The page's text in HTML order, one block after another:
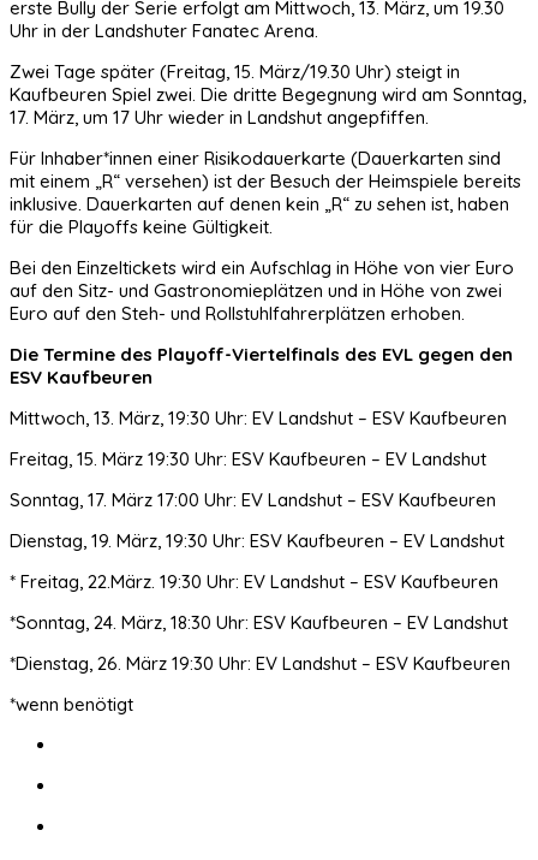
erste Bully der Serie erfolgt am Mittwoch, 13. März, um 19.30
Uhr in der Landshuter Fanatec Arena.
Zwei Tage später (Freitag, 15. März/19.30 Uhr) steigt in
Kaufbeuren Spiel zwei. Die dritte Begegnung wird am Sonntag,
17. März, um 17 Uhr wieder in Landshut angepfiffen.
Für Inhaber*innen einer Risikodauerkarte (Dauerkarten sind
mit einem „R“ versehen) ist der Besuch der Heimspiele bereits
inklusive. Dauerkarten auf denen kein „R“ zu sehen ist, haben
für die Playoffs keine Gültigkeit.
Bei den Einzeltickets wird ein Aufschlag in Höhe von vier Euro
auf den Sitz- und Gastronomieplätzen und in Höhe von zwei
Euro auf den Steh- und Rollstuhlfahrerplätzen erhoben.
Die Termine des Playoff-Viertelfinals des EVL gegen den
ESV Kaufbeuren
Mittwoch, 13. März, 19:30 Uhr: EV Landshut – ESV Kaufbeuren
Freitag, 15. März 19:30 Uhr: ESV Kaufbeuren – EV Landshut
Sonntag, 17. März 17:00 Uhr: EV Landshut – ESV Kaufbeuren
Dienstag, 19. März, 19:30 Uhr: ESV Kaufbeuren – EV Landshut
* Freitag, 22.März. 19:30 Uhr: EV Landshut – ESV Kaufbeuren
*Sonntag, 24. März, 18:30 Uhr: ESV Kaufbeuren – EV Landshut
*Dienstag, 26. März 19:30 Uhr: EV Landshut – ESV Kaufbeuren
*wenn benötigt